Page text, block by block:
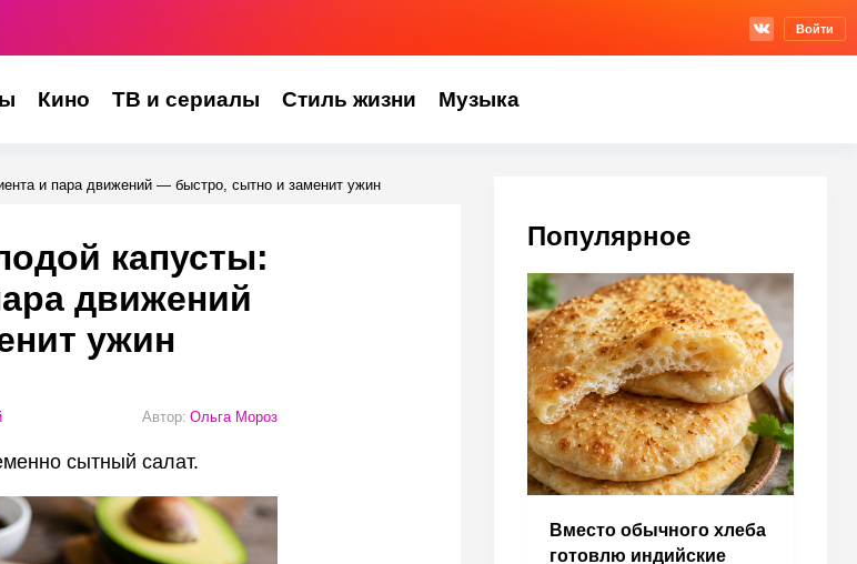
Войти
Кино ТВ и сериалы Стиль жизни Музыка
и пара движений — быстро, сытно и заменит ужин
капусты:
движений
ужин
Автор: Ольга Мороз
сытный салат.
Популярное
Вместо обычного хлеба
готовлю индийские